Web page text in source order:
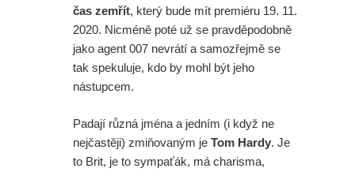
čas zemřít, který bude mít premiéru 19. 11.
2020. Nicméně poté už se pravděpodobně
jako agent 007 nevrátí a samozřejmě se
tak spekuluje, kdo by mohl být jeho
nástupcem.
Padají různá jména a jedním (i když ne
nejčastěji) zmiňovaným je Tom Hardy. Je
to Brit, je to sympaťák, má charisma,